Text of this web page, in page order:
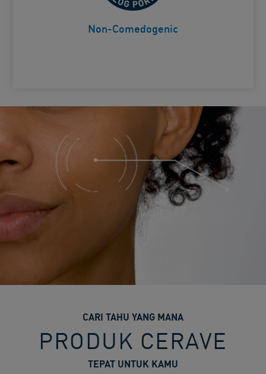
Non-Comedogenic
CARI TAHU YANG MANA
PRODUK CERAVE
TEPAT UNTUK KAMU